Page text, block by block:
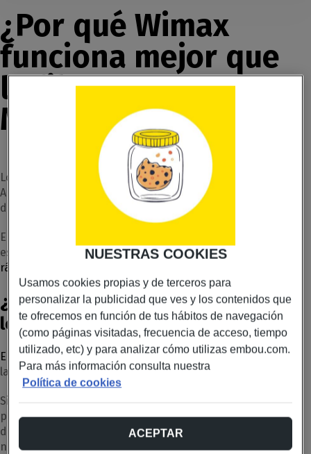
¿Por qué Wimax
funciona mejor que
la fibra en los
Monegros?
Los Monegros es uno de los territorios más especiales de
Aragón: zonas desérticas, bosques de pinos, pueblos
dispersos y largas distancias entre viviendas.
En lugares así, es muy difícil desplegar fibra y no siempre
es viable, por lo queWimax se convierte en la solución más
rápida, estable y adaptada al terreno.
¿Por qué Wimax es más efectivo en
los Monegros que la fibra?
En los Monegros es muy difícil desplegar la fibradebido a
la distancia entre viviendas y su distribución.
Sin embargo,
porque transmite la señal de forma inalámbrica
directamente desde la torre hasta cada hogar, sin
necesidad de pasar miles de cables.
NUESTRAS COOKIES
Usamos cookies propias y de terceros para
personalizar la publicidad que ves y los contenidos que
te ofrecemos en función de tus hábitos de navegación
(como páginas visitadas, frecuencia de acceso, tiempo
utilizado, etc) y para analizar cómo utilizas embou.com.
Para más información consulta nuestra
Política de cookies
ACEPTAR